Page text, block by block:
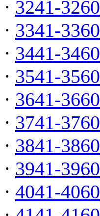
· 3241-3260
· 3341-3360
· 3441-3460
· 3541-3560
· 3641-3660
· 3741-3760
· 3841-3860
· 3941-3960
· 4041-4060